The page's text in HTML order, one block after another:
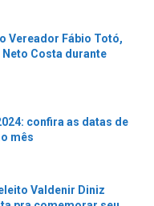
Vereador Fábio Totó,
Costa durante
confira as datas de
mês
Valdenir Diniz